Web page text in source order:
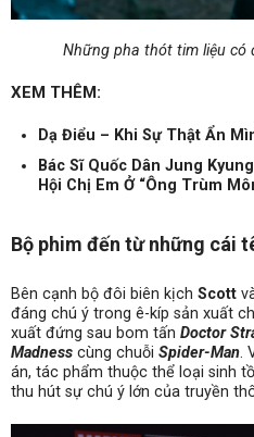
Những pha thót tim liệu có
XEM THÊM:
Dạ Điểu – Khi Sự Thật Ẩn
Bác Sĩ Quốc Dân Jung
Hội Chị Em Ở “Ông Trùm
Bộ phim đến từ những cái
Bên cạnh bộ đôi biên kịch Scott
đáng chú ý trong ê-kíp sản xuất
xuất đứng sau bom tấn Doctor
Madness cùng chuỗi Spider-Man.
án, tác phẩm thuộc thể loại sinh
thu hút sự chú ý lớn của truyền